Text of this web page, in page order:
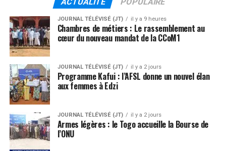
JOURNAL TÉLÉVISÉ (JT) il y a 9 heures
Chambres de métiers : Le rassemblement au
cœur du nouveau mandat de la CCoM1
JOURNAL TÉLÉVISÉ (JT) il y a 2 jours
Programme Kafui : l’AFSL donne un nouvel élan
aux femmes à Edzi
JOURNAL TÉLÉVISÉ (JT) il y a 2 jours
Armes légères : le Togo accueille la Bourse de
l’ONU